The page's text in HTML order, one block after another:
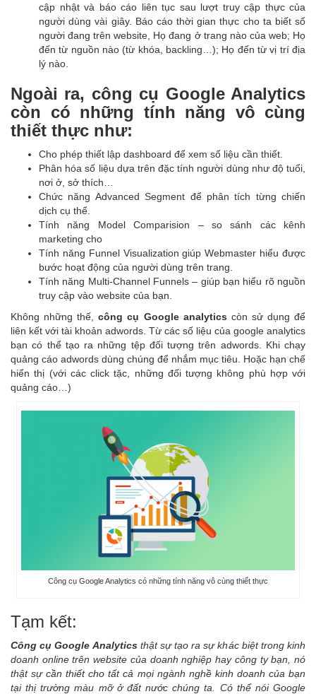
cập nhật và báo cáo liên tục sau lượt truy cập thực của
người dùng vài giây. Báo cáo thời gian thực cho ta biết số
người đang trên website, Họ đang ở trang nào của web; Họ
đến từ nguồn nào (từ khóa, backling…); Họ đến từ vị trí địa
lý nào.
Ngoài ra, công cụ Google Analytics
còn có những tính năng vô cùng
thiết thực như:
Cho phép thiết lập dashboard để xem số liệu cần thiết.
Phân hóa số liệu dựa trên đặc tính người dùng như độ tuổi,
nơi ở, sở thích…
Chức năng Advanced Segment để phân tích từng chiến
dịch cụ thể.
Tính năng Model Comparision –
so sánh các kênh
marketing cho
Tính năng Funnel Visualization giúp Webmaster hiểu được
bước hoạt động của người dùng trên trang.
Tính năng Multi-Channel Funnels – giúp bạn hiểu rõ nguồn
truy cập vào website của bạn.
Không những thế,công cụ Google analytics còn sử dụng để
liên kết với tài khoản adwords. Từ các số liệu của google analytics
bạn có thể tạo ra những tệp đối tượng trên adwords. Khi chạy
quảng cáo adwords dùng chúng để nhắm mục tiêu. Hoặc hạn chế
hiển thị (với các click tặc, những đối tượng không phù hợp với
quảng cáo…)
Công cụ Google Analytics có những tính năng vô cùng thiết thực
Tạm kết:
Công cụ Google Analyticsthật sự tạo ra sự khác biệt trong kinh
doanh online trên website của doanh nghiệp hay công ty bạn, nó
thật sự cần thiết cho tất cả mọi ngành nghề kinh doanh của bạn
tại thị trường màu mỡ ở đất nước chúng ta. Có thể nói Google